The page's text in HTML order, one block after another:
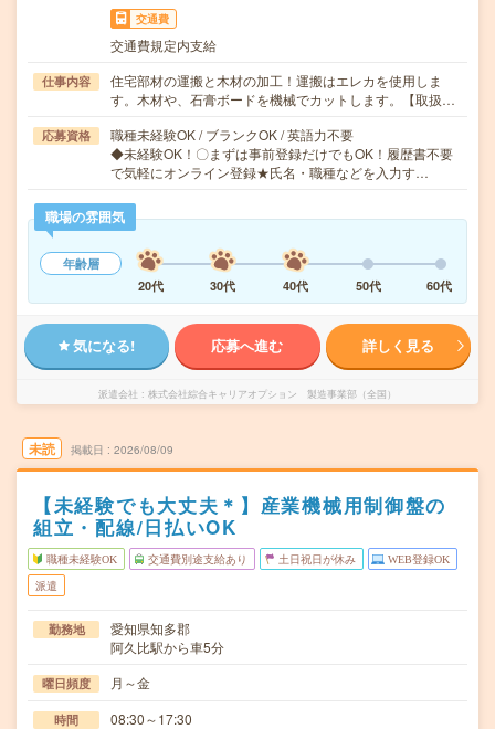
交通費
交通費規定内支給
仕事内容
住宅部材の運搬と木材の加工！運搬はエレカを使用しま
す。木材や、石膏ボードを機械でカットします。【取扱…
応募資格
職種未経験OK / ブランクOK / 英語力不要
◆未経験OK！〇まずは事前登録だけでもOK！履歴書不要
で気軽にオンライン登録★氏名・職種などを入力す…
職場の雰囲気
年齢層
20代
30代 40代 50代 60代
気になる! 応募へ進む 詳しく見る
派遣会社 株式会社綜合キャリアオプション 製造事業部（全国）
未読 掲載日 2026/08/09
【未経験でも大丈夫＊】産業機械用制御盤の
組立・配線/日払いOK
職種未経験OK 交通費別途支給あり 土日祝日が休み WEB登録OK
派遣
勤務地
愛知県知多郡
阿久比駅から車5分
曜日頻度 月～金
時間 08:30～17:30